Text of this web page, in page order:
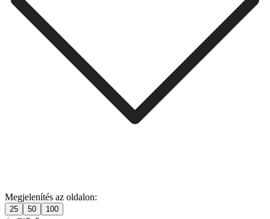
Megjelenítés az oldalon:
25 50 100